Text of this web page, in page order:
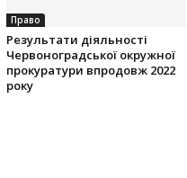
Право
Результати діяльності
Червоноградської окружної
прокуратури впродовж 2022
року